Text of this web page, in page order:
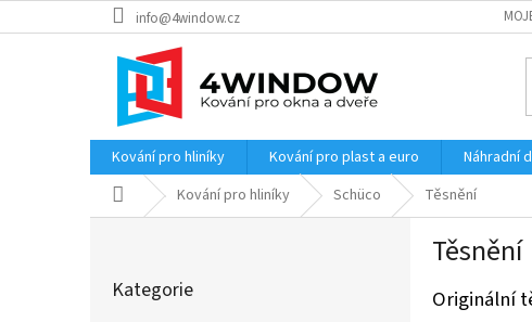
na
info@4window.cz
Kování pro hliníky Kování pro plast a euro Náhradní
Domů Kování pro hliníky Schüco Těsnění
kategorie
Kategorie
Těsnění
Originální